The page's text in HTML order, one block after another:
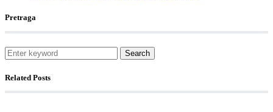
Pretraga
Search
Related Posts